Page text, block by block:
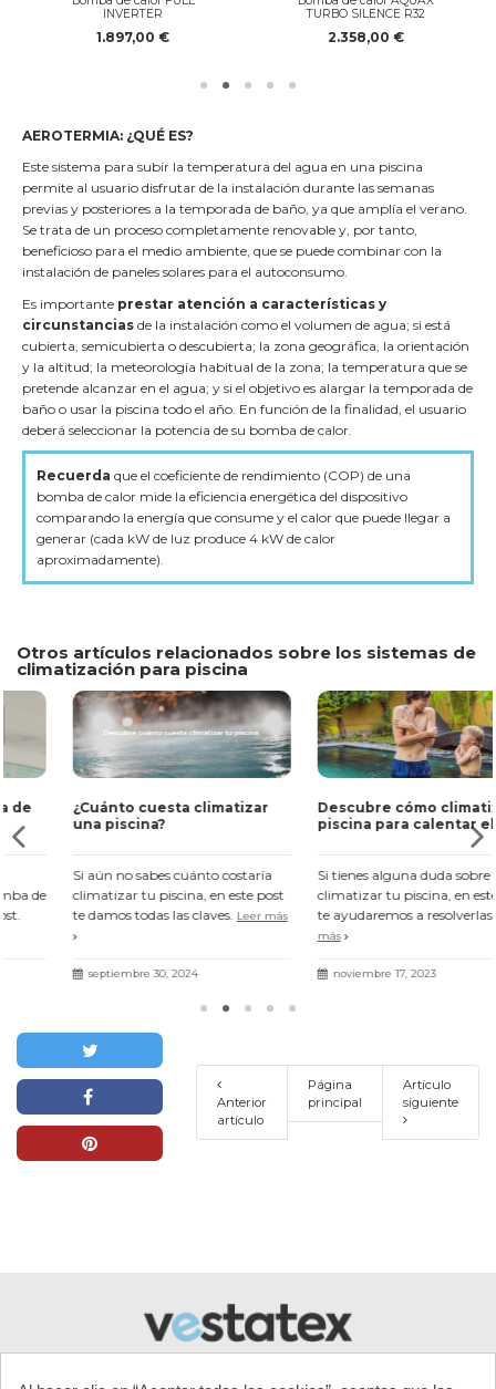
INVERTER
1.897,00 €
TURBO SILENCE R32
2.358,00 €
AEROTERMIA: ¿QUÉ ES?
Este sistema para subir la temperatura del agua en una piscina
permite al usuario disfrutar de la instalación durante las semanas
previas y posteriores a la temporada de baño, ya que amplía el verano.
Se trata de un proceso completamente renovable y, por tanto,
beneficioso para el medio ambiente, que se puede combinar con la
instalación de paneles solares para el autoconsumo.
Es importante prestar atención a características y
circunstancias de la instalación como el volumen de agua; si está
cubierta, semicubierta o descubierta; la zona geográfica, la orientación
y la altitud; la meteorología habitual de la zona; la temperatura que se
pretende alcanzar en el agua; y si el objetivo es alargar la temporada de
baño o usar la piscina todo el año. En función de la finalidad, el usuario
deberá seleccionar la potencia de su bomba de calor.
Recuerda que el coeficiente de rendimiento (COP) de una
bomba de calor mide la eficiencia energética del dispositivo
comparando la energía que consume y el calor que puede llegar a
generar (cada kW de luz produce 4 kW de calor
aproximadamente).
Otros artículos relacionados sobre los sistemas de
climatización para piscina
¿Cuánto cuesta climatizar
una piscina?
Si aún no sabes cuánto costaría
climatizar tu piscina, en este post
te damos todas las claves.Leer más
septiembre 30, 2024
Descubre cómo climatizar tu
piscina para calentar el agua
Si tienes alguna duda sobre cómo
climatizar tu piscina, en este post
te ayudaremos a resolverlasLeer
noviembre 17, 2023
Anterior
artículo
Página
principal
Artículo
siguiente